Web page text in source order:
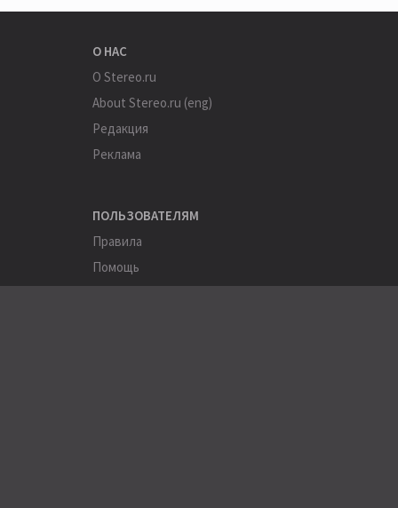
О НАС
О Stereo.ru
About Stereo.ru (eng)
Редакция
Реклама
ПОЛЬЗОВАТЕЛЯМ
Правила
Помощь